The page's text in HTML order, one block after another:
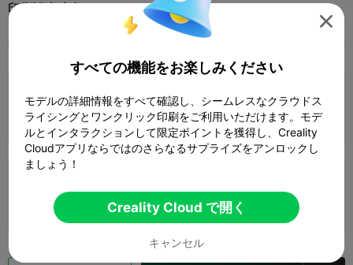
印刷設定 (2) 追加 趣味とDIY その他 
0.2mm layer, 3 walls, 15% infill
著者  02h 39m  1 プレート  43.20g
 01h 37m  1 プレート 30.93g

すべての機能をお楽しみください
モデルの詳細情報をすべて確認し、シームレスなクラウドス
ライシングとワンクリック印刷をご利用いただけます。モデ
ルとインタラクションして限定ポイントを獲得し、Creality
Cloudアプリならではのさらなるサプライズをアンロックし
ましょう！
Creality Cloud で開く
キャンセル